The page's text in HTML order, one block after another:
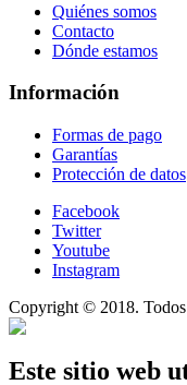
Quiénes somos
Contacto
Dónde estamos
Información
Formas de pago
Garantías
Protección de datos
Facebook
Twitter
Youtube
Instagram
Copyright © 2018. Todos
Este sitio web